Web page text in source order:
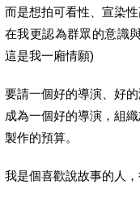
而是想拍可看性、宣染
在我更認為群眾的意識
這是我一廂情願)
要請一個好的導演、好
成為一個好的導演，組
製作的預算。
我是個喜歡說故事的人